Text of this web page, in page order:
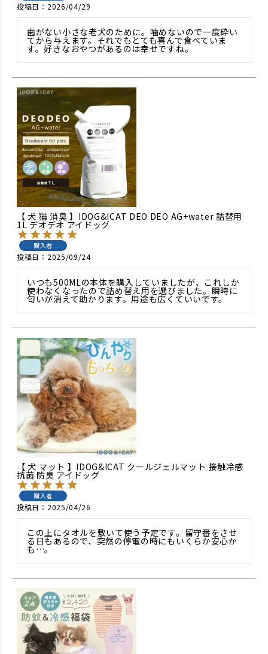
投稿日 2026/04/29
歯がない小さな老犬のために。噛めないので一度砕い
てから与えます。それでもとても喜んで食べていま
す。好きなおやつがあるのは幸せですね。
【 犬 猫 消臭 】IDOG&ICAT DEO DEO AG+water 詰替用
1L デオデオ アイドッグ
購入者
投稿日 2025/09/24
いつも500MLの本体を購入していましたが、これしか
使わなくなったので詰め替え用を選びました。瞬時に
匂いが消えて助かります。用途も広くていいです。
【 犬 マット 】IDOG&ICAT クールジェルマット 接触冷感
抗菌 防臭 アイドッグ
購入者
投稿日 2025/04/26
この上にタオルを敷いて使う予定です。留守番をさせ
る日もあるので、突然の停電の時にもいくらか安心か
も…。